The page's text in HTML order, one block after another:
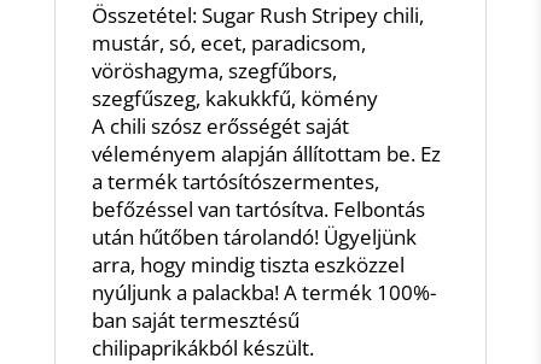
Összetétel: Sugar Rush Stripey chili,
mustár, só, ecet, paradicsom,
vöröshagyma, szegfűbors,
szegfűszeg, kakukkfű, kömény
A chili szósz erősségét saját
véleményem alapján állítottam be. Ez
a termék tartósítószermentes,
befőzéssel van tartósítva. Felbontás
után hűtőben tárolandó! Ügyeljünk
arra, hogy mindig tiszta eszközzel
nyúljunk a palackba! A termék 100%-
ban saját termesztésű
chilipaprikákból készült.